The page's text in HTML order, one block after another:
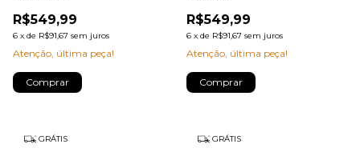
R$549,99
6 x de R$91,67 sem juros
Atenção, última peça!
Comprar
R$549,99
6 x de R$91,67 sem juros
Atenção, última peça!
Comprar
GRÁTIS GRÁTIS